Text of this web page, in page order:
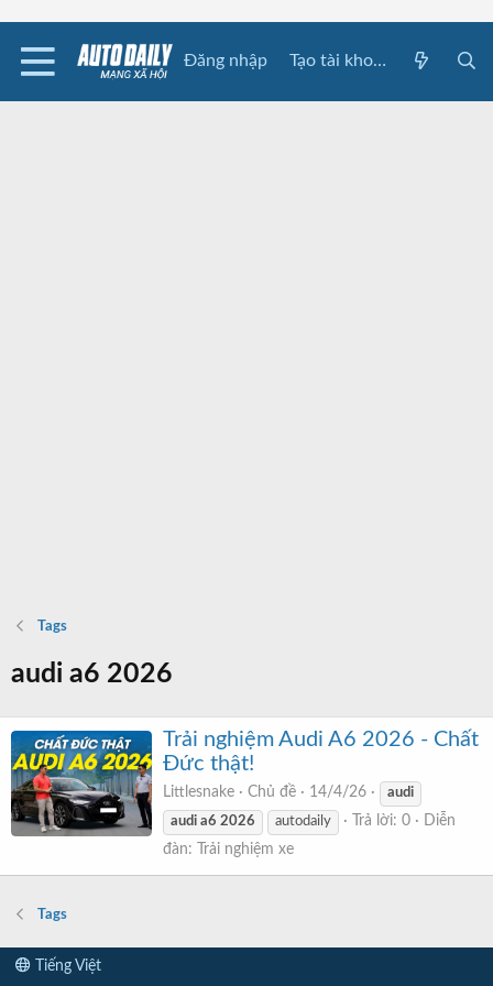
Đăng nhập Tạo tài khoản
Tags
audi a6 2026
Trải nghiệm Audi A6 2026 - Chất
Đức thật!
Littlesnake Chủ đề 14/4/26
audi
audi a6 2026 autodaily Trả lời: 0
Diễn
đàn:
Trải nghiệm xe
Tags
Tiếng Việt